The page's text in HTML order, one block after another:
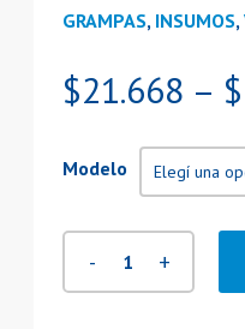
GRAMPAS, INSUMOS,
$21.668 – $
Modelo Elegí una